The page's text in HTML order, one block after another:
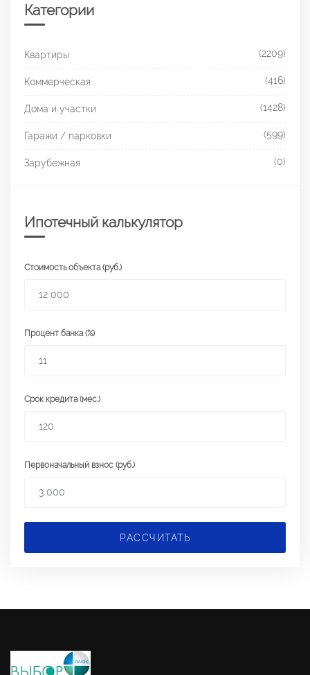
Категории
Квартиры (2209)
Коммерческая (416)
Дома и участки (1428)
Гаражи / парковки (599)
Зарубежная (0)
Ипотечный калькулятор
Стоимость объекта (руб.)
Процент банка (%)
Срок кредита (мес.)
Первоначальный взнос (руб.)
РАССЧИТАТЬ